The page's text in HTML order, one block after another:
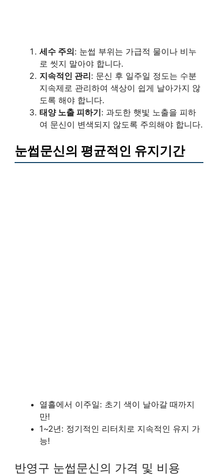
세수 주의 : 눈썹 부위는 가급적 물이나 비누
로 씻지 말아야 합니다.
지속적인 관리 : 문신 후 일주일 정도는 수분
지속제로 관리하여 색상이 쉽게 날아가지 않
도록 해야 합니다.
태양 노출 피하기 : 과도한 햇빛 노출을 피하
여 문신이 변색되지 않도록 주의해야 합니다.
눈썹문신의 평균적인 유지기간
열흘에서 이주일: 초기 색이 날아갈 때까지
만!
1~2년: 정기적인 리터치로 지속적인 유지 가
능!
반영구 눈썹문신의 가격 및 비용